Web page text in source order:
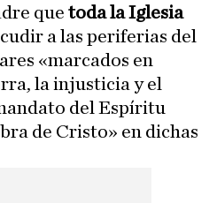
que toda la Iglesia
a las periferias del
«marcados en
la injusticia y el
del Espíritu
de Cristo» en dichas